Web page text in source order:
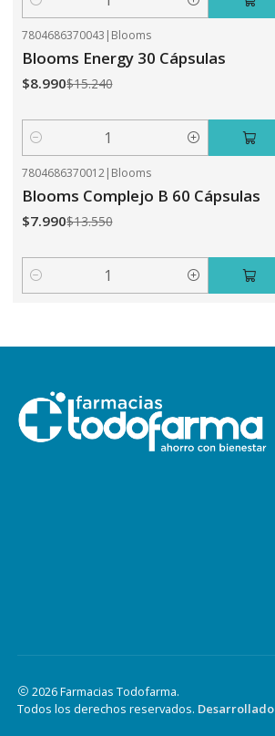
Cantidad
7804686370043 | Blooms
Blooms Energy 30 Cápsulas
$8.990$15.240
Cantidad
7804686370012| Blooms
Blooms Complejo B 60 Cápsulas
$7.990$13.550
Cantidad
2026 Farmacias Todofarma.
Todos los derechos reservados.